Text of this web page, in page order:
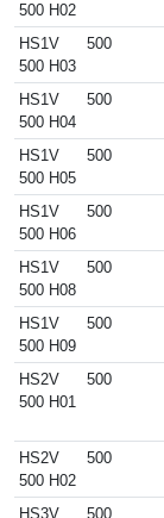
500 H02
HS1V
500 H03
500
HS1V
500 H04
500
HS1V
500 H05
500
HS1V
500 H06
500
HS1V
500 H08
500
HS1V
500 H09
500
HS2V
500 H01
500
HS2V
500 H02
500
HS3V
500